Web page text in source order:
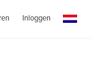
Inloggen